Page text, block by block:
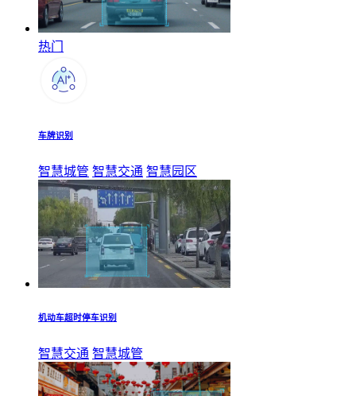
热门
车牌识别
智慧城管 智慧交通 智慧园区
机动车超时停车识别
智慧交通 智慧城管